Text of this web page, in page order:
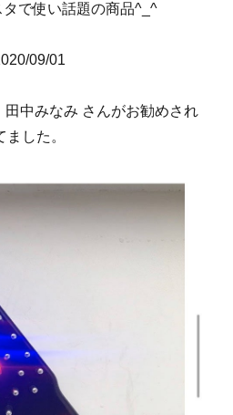
で使い話題の商品^_^
09/01
中みなみ さんがお勧めされ
ました。